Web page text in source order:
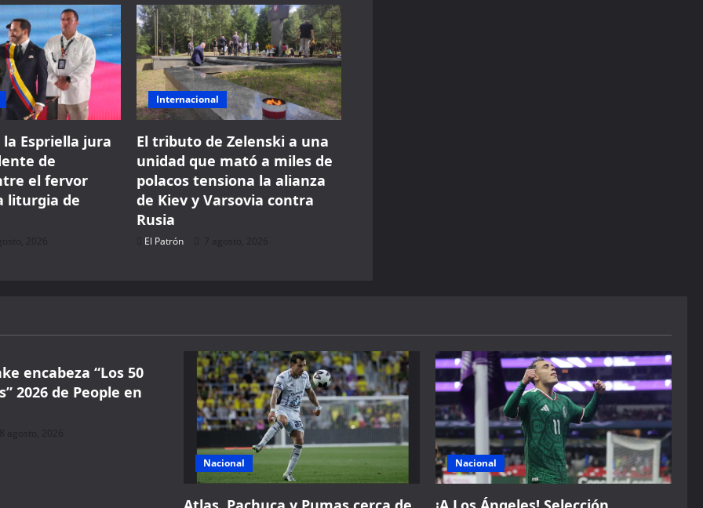
Espriella jura
de
el fervor
liturgia de
2026
Internacional
El tributo de Zelenski a una
unidad que mató a miles de
polacos tensiona la alianza
de Kiev y Varsovia contra
Rusia
El Patrón 7 agosto, 2026
encabeza “Los 50
2026 de People en
8 agosto, 2026
Nacional Nacional